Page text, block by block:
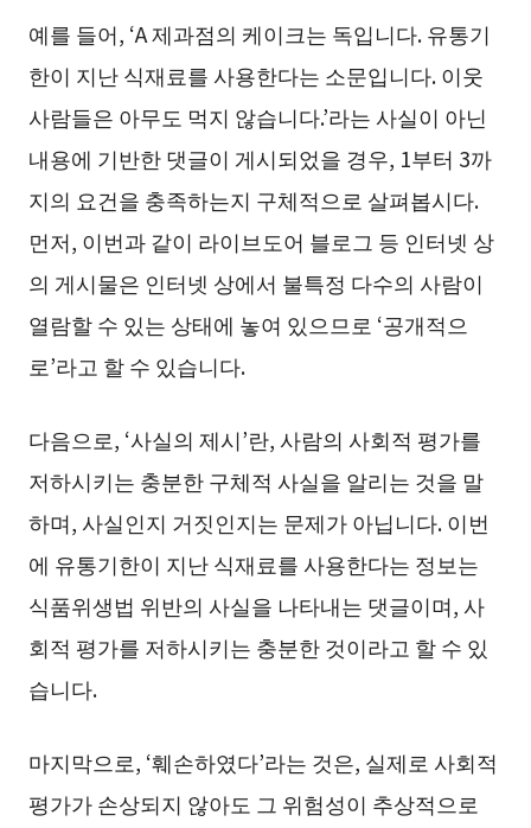
예를 들어, ‘A 제과점의 케이크는 독입니다. 유통기
한이 지난 식재료를 사용한다는 소문입니다. 이웃
사람들은 아무도 먹지 않습니다.’라는 사실이 아닌
내용에 기반한 댓글이 게시되었을 경우, 1부터 3까
지의 요건을 충족하는지 구체적으로 살펴봅시다.
먼저, 이번과 같이 라이브도어 블로그 등 인터넷 상
의 게시물은 인터넷 상에서 불특정 다수의 사람이
열람할 수 있는 상태에 놓여 있으므로 ‘공개적으
로’라고 할 수 있습니다.
다음으로, ‘사실의 제시’란, 사람의 사회적 평가를
저하시키는 충분한 구체적 사실을 알리는 것을 말
하며, 사실인지 거짓인지는 문제가 아닙니다. 이번
에 유통기한이 지난 식재료를 사용한다는 정보는
식품위생법 위반의 사실을 나타내는 댓글이며, 사
회적 평가를 저하시키는 충분한 것이라고 할 수 있
습니다.
마지막으로, ‘훼손하였다’라는 것은, 실제로 사회적
평가가 손상되지 않아도 그 위험성이 추상적으로